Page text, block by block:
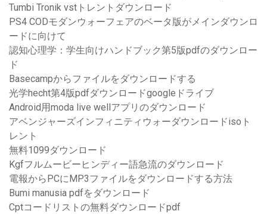
Tumbi Tronik vstトレントダウンロード
PS4 CODモダンウォーフェアのベータ版がメインダウンロ
ードに向けて
認知心理学：学生向けハンドブック第5版pdfのダウンロー
ド
Basecampからファイルをダウンロードする
光学hecht第4版pdfダウンロードgoogleドライブ
Android用moda live wellアプリのダウンロード
アベンジャーズインフィニティウォーダウンロードisoト
レント
無料1099ダウンロード
Kgfフルムービーヒンディー語急流のダウンロード
電報からPCにMP3ファイルをダウンロードする方法
Bumi manusia pdfをダウンロード
Cptコードリストの無料ダウンロードpdf